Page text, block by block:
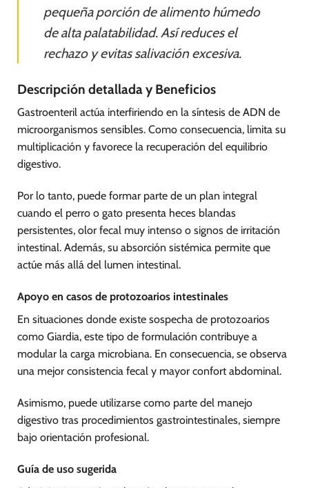
pequeña porción de alimento húmedo
de alta palatabilidad. Así reduces el
rechazo y evitas salivación excesiva.
Descripción detallada y Beneficios
Gastroenteril actúa interfiriendo en la síntesis de ADN de
microorganismos sensibles. Como consecuencia, limita su
multiplicación y favorece la recuperación del equilibrio
digestivo.
Por lo tanto, puede formar parte de un plan integral
cuando el perro o gato presenta heces blandas
persistentes, olor fecal muy intenso o signos de irritación
intestinal. Además, su absorción sistémica permite que
actúe más allá del lumen intestinal.
Apoyo en casos de protozoarios intestinales
En situaciones donde existe sospecha de protozoarios
como Giardia, este tipo de formulación contribuye a
modular la carga microbiana. En consecuencia, se observa
una mejor consistencia fecal y mayor confort abdominal.
Asimismo, puede utilizarse como parte del manejo
digestivo tras procedimientos gastrointestinales, siempre
bajo orientación profesional.
Guía de uso sugerida